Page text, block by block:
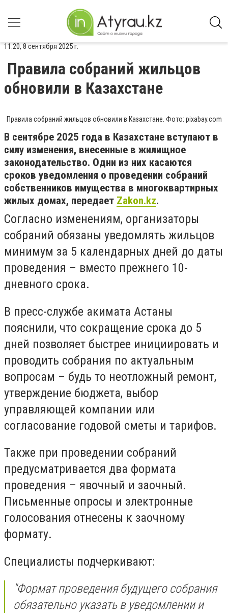
11:20, 8 сентября 2025 г.
Правила собраний жильцов
обновили в Казахстане
Правила собраний жильцов обновили в Казахстане. Фото: pixabay.com
В сентябре 2025 года в Казахстане вступают в
силу изменения, внесенные в жилищное
законодательство. Одни из них касаются
сроков уведомления о проведении собраний
собственников имущества в многоквартирных
жилых домах, передает Zakon.kz.
Согласно изменениям, организаторы
собраний обязаны уведомлять жильцов
минимум за 5 календарных дней до даты
проведения – вместо прежнего 10-
дневного срока.
В пресс-службе акимата Астаны
пояснили, что сокращение срока до 5
дней позволяет быстрее инициировать и
проводить собрания по актуальным
вопросам – будь то неотложный ремонт,
утверждение бюджета, выбор
управляющей компании или
согласование годовой сметы и тарифов.
Также при проведении собраний
предусматривается два формата
проведения – явочный и заочный.
Письменные опросы и электронные
голосования отнесены к заочному
формату.
Специалисты подчеркивают:
"Формат проведения будущего собрания
обязательно указать в уведомлении и